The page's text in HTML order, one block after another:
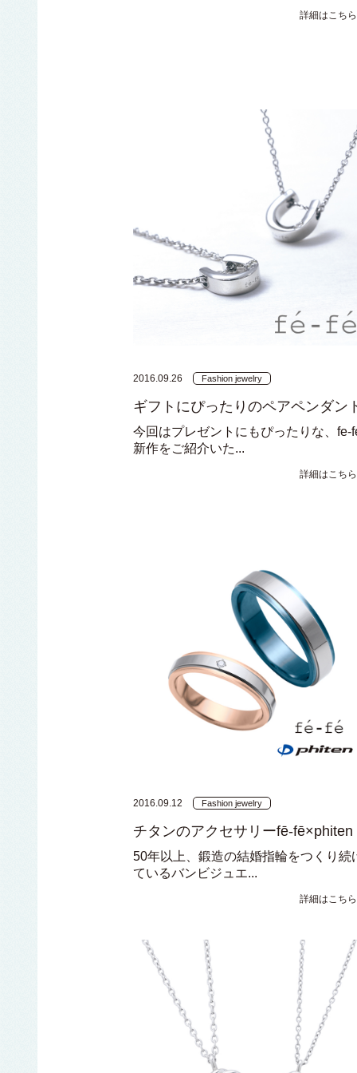
詳細はこち
2016.09.26 Fashion jewelry
ギフトにぴったりのペアペンダン
今回はプレゼントにもぴったりな、fe-
新作をご紹介いた...
詳細はこち
2016.09.12 Fashion jewelry
チタンのアクセサリーfē-fē×phiten
50年以上、鍛造の結婚指輪をつくり続
ているバンビジュエ...
詳細はこち